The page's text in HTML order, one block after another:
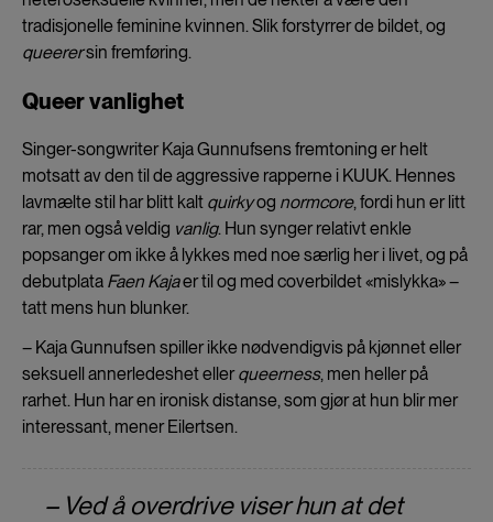
tradisjonelle feminine kvinnen. Slik forstyrrer de bildet, og
queerersin fremføring.
Queer vanlighet
Singer-songwriter Kaja Gunnufsens fremtoning er helt
motsatt av den til de aggressive rapperne i KUUK. Hennes
lavmælte stil har blitt kalt quirkyog normcore, fordi hun er litt
rar, men også veldig vanlig. Hun synger relativt enkle
popsanger om ikke å lykkes med noe særlig her i livet, og på
debutplata Faen Kajaer til og med coverbildet «mislykka» –
tatt mens hun blunker.
– Kaja Gunnufsen spiller ikke nødvendigvis på kjønnet eller
seksuell annerledeshet ellerqueerness, men heller på
rarhet. Hun har en ironisk distanse, som gjør at hun blir mer
interessant, mener Eilertsen.
– Ved å overdrive viser hun at det